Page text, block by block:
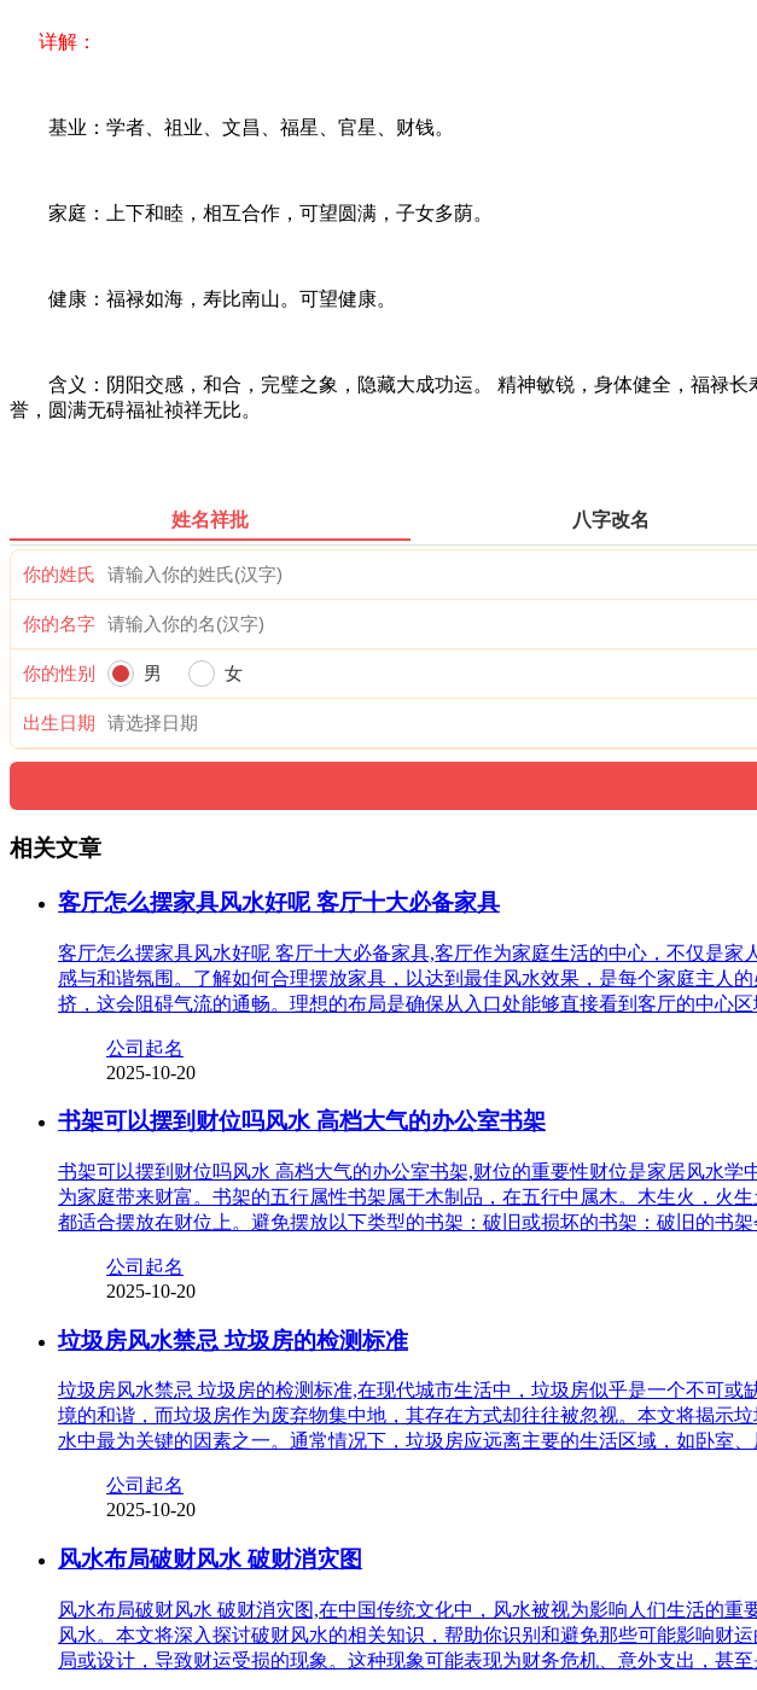
详解：
基业：学者、祖业、文昌、福星、官星、财钱。
家庭：上下和睦，相互合作，可望圆满，子女多荫。
健康：福禄如海，寿比南山。可望健康。
含义：阴阳交感，和合，完璧之象，隐藏大成功运。 精神敏锐，身体健全，福禄长
誉，圆满无碍福祉祯祥无比。
姓名祥批 八字改名
你的姓氏
你的名字
你的性别 男 女
出生日期
相关文章
客厅怎么摆家具风水好呢 客厅十大必备家具
客厅怎么摆家具风水好呢 客厅十大必备家具,客厅作为家庭生活的中心，不仅是
感与和谐氛围。了解如何合理摆放家具，以达到最佳风水效果，是每个家庭主人
挤，这会阻碍气流的通畅。理想的布局是确保从入口处能够直接看到客厅的中心
公司起名
2025-10-20
书架可以摆到财位吗风水 高档大气的办公室书架
书架可以摆到财位吗风水 高档大气的办公室书架,财位的重要性财位是家居风水
为家庭带来财富。书架的五行属性书架属于木制品，在五行中属木。木生火，火
都适合摆放在财位上。避免摆放以下类型的书架：破旧或损坏的书架：破旧的书
公司起名
2025-10-20
垃圾房风水禁忌 垃圾房的检测标准
垃圾房风水禁忌 垃圾房的检测标准,在现代城市生活中，垃圾房似乎是一个不可
境的和谐，而垃圾房作为废弃物集中地，其存在方式却往往被忽视。本文将揭示
水中最为关键的因素之一。通常情况下，垃圾房应远离主要的生活区域，如卧室
公司起名
2025-10-20
风水布局破财风水 破财消灾图
风水布局破财风水 破财消灾图,在中国传统文化中，风水被视为影响人们生活的
风水。本文将深入探讨破财风水的相关知识，帮助你识别和避免那些可能影响财
局或设计，导致财运受损的现象。这种现象可能表现为财务危机、意外支出，甚